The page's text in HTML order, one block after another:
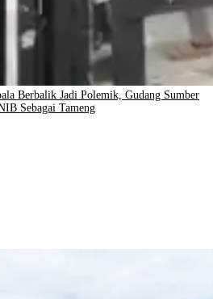
Berbalik Jadi Polemik, Gudang Sumber
Sebagai Tameng